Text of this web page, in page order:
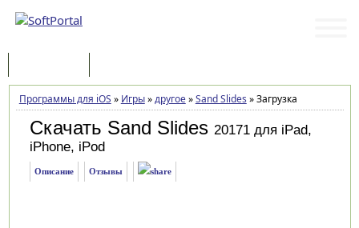
Программы для iOS » Игры»другое»Sand Slides »Загрузка
Скачать Sand Slides 20171 для iPad,
iPhone, iPod
Описание Отзывы